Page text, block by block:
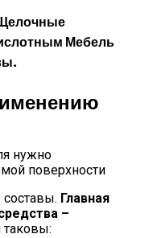
Мебель
нужно
поверхности
Главная
–
таковы: